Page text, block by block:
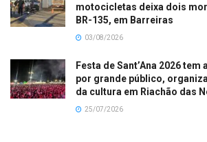
motocicletas deixa dois
BR-135, em Barreiras
03/08/2026
Festa de Sant’Ana 2026
por grande público,
da cultura em Riachão das
25/07/2026